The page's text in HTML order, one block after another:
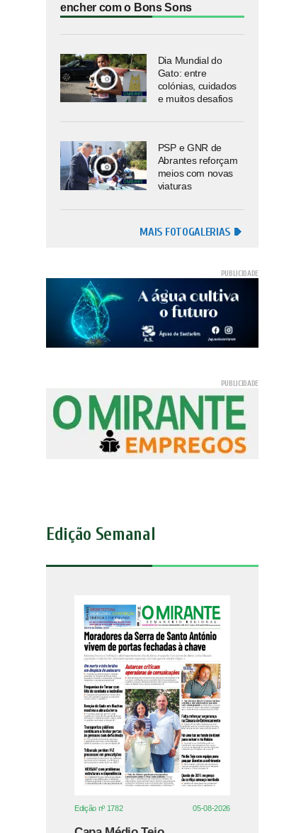
encher com o Bons Sons
Dia Mundial do
Gato: entre
colónias, cuidados
e muitos desafios
PSP e GNR de
Abrantes reforçam
meios com novas
viaturas
MAIS FOTOGALERIAS
Edição Semanal
Edição nº 1782 05-08-2026